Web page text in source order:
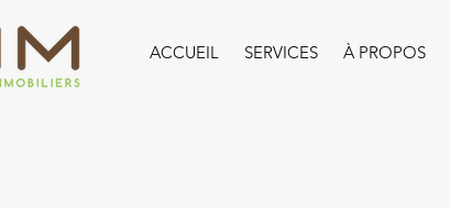
ACCUEIL SERVICES À PROPOS